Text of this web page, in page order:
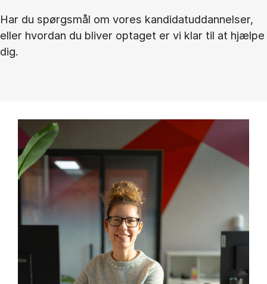
Har du spørgsmål om vores kandidatuddannelser,
eller hvordan du bliver optaget er vi klar til at hjælpe
dig.